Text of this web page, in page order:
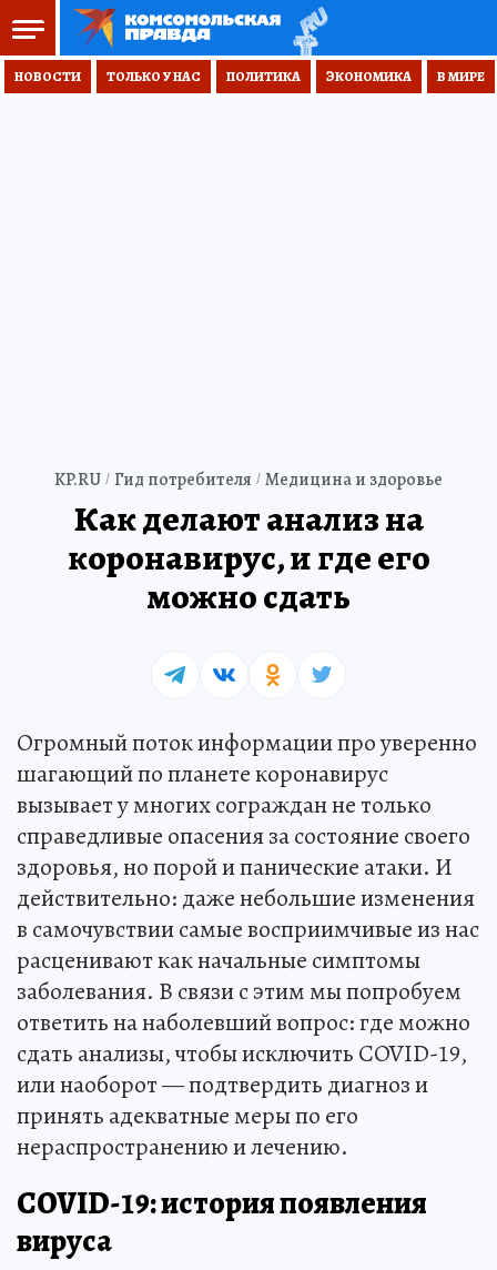
НОВОСТИ ТОЛЬКО У НАС ПОЛИТИКА ЭКОНОМИКА В МИРЕ
KP.RU Гид потребителя Медицина и здоровье
Как делают анализ на
коронавирус, и где его
можно сдать
Огромный поток информации про уверенно
шагающий по планете коронавирус
вызывает у многих сограждан не только
справедливые опасения за состояние своего
здоровья, но порой и панические атаки. И
действительно: даже небольшие изменения
в самочувствии самые восприимчивые из нас
расценивают как начальные симптомы
заболевания. В связи с этим мы попробуем
ответить на наболевший вопрос: где можно
сдать анализы, чтобы исключить COVID-19,
или наоборот — подтвердить диагноз и
принять адекватные меры по его
нераспространению и лечению.
COVID-19: история появления
вируса